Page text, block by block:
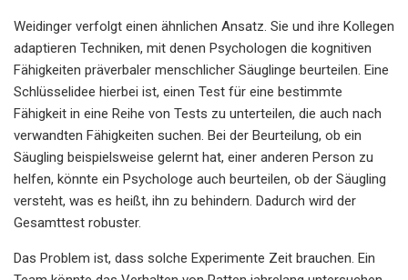
Weidinger verfolgt einen ähnlichen Ansatz. Sie und ihre Kollegen
adaptieren Techniken, mit denen Psychologen die kognitiven
Fähigkeiten präverbaler menschlicher Säuglinge beurteilen. Eine
Schlüsselidee hierbei ist, einen Test für eine bestimmte
Fähigkeit in eine Reihe von Tests zu unterteilen, die auch nach
verwandten Fähigkeiten suchen. Bei der Beurteilung, ob ein
Säugling beispielsweise gelernt hat, einer anderen Person zu
helfen, könnte ein Psychologe auch beurteilen, ob der Säugling
versteht, was es heißt, ihn zu behindern. Dadurch wird der
Gesamttest robuster.
Das Problem ist, dass solche Experimente Zeit brauchen. Ein